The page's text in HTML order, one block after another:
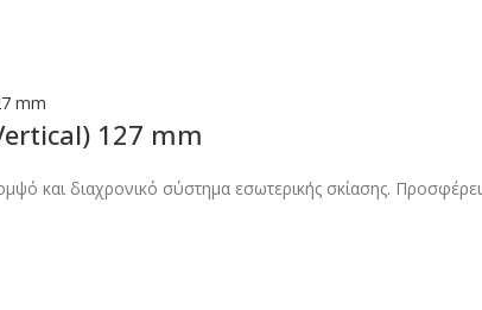
127 mm
και διαχρονικό σύστημα εσωτερικής σκίασης.